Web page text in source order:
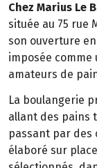
Chez Marius Le
située au 75 rue
son ouverture
imposée
amateurs de
La boulangerie
allant des pains
passant par des
élaboré sur